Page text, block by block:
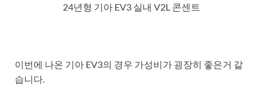
24년형 기아 EV3 실내 V2L 콘센트
이번에 나온 기아 EV3의 경우 가성비가 굉장히 좋은거 같
습니다.